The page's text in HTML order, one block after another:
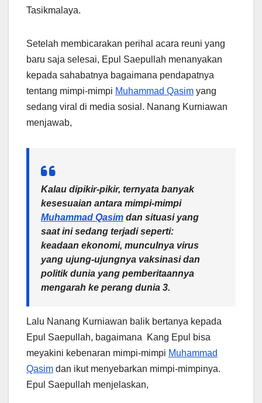
Tasikmalaya.
Setelah membicarakan perihal acara reuni yang
baru saja selesai, Epul Saepullah menanyakan
kepada sahabatnya bagaimana pendapatnya
tentang mimpi-mimpi Muhammad Qasim yang
sedang viral di media sosial. Nanang Kurniawan
menjawab,
Kalau dipikir-pikir, ternyata banyak
kesesuaian antara mimpi-mimpi
Muhammad Qasim dan situasi yang
saat ini sedang terjadi seperti:
keadaan ekonomi, munculnya virus
yang ujung-ujungnya vaksinasi dan
politik dunia yang pemberitaannya
mengarah ke perang dunia 3.
Lalu Nanang Kurniawan balik bertanya kepada
Epul Saepullah, bagaimana Kang Epul bisa
meyakini kebenaran mimpi-mimpi Muhammad
Qasim dan ikut menyebarkan mimpi-mimpinya.
Epul Saepullah menjelaskan,